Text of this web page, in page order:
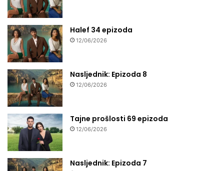
Halef 34 epizoda
12/06/2026
Nasljednik: Epizoda 8
12/06/2026
Tajne prošlosti 69 epizoda
12/06/2026
Nasljednik: Epizoda 7